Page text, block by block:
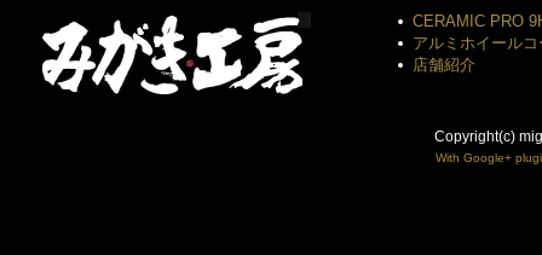
CERAMIC PRO
アルミホイール
店舗紹介
Copyright(c)
With Google+